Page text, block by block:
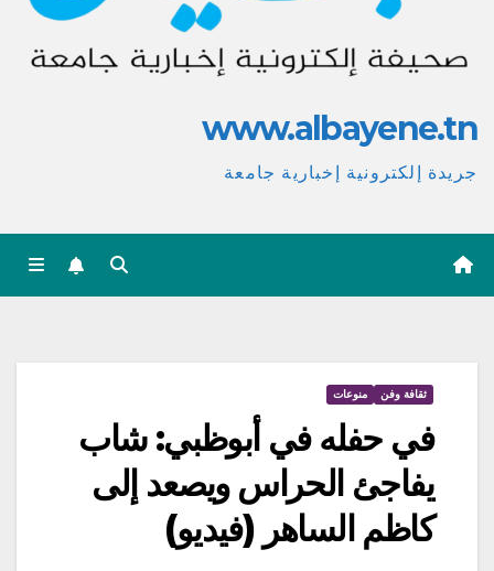
www.albayene.tn
جريدة إلكترونية إخبارية جامعة
ثقافة وفن منوعات
في حفله في أبوظبي: شاب
يفاجئ الحراس ويصعد إلى
كاظم الساهر (فيديو)